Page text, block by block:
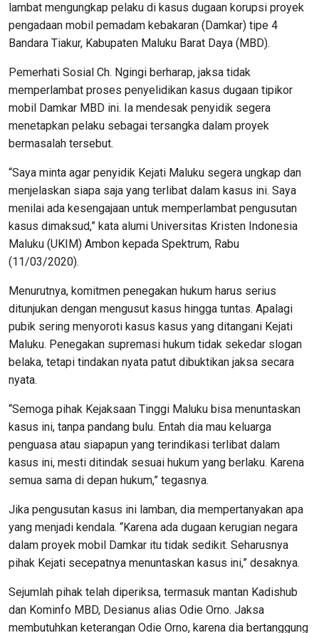
lambat mengungkap pelaku di kasus dugaan korupsi proyek
pengadaan mobil pemadam kebakaran (Damkar) tipe 4
Bandara Tiakur, Kabupaten Maluku Barat Daya (MBD).
Pemerhati Sosial Ch. Ngingi berharap, jaksa tidak
memperlambat proses penyelidikan kasus dugaan tipikor
mobil Damkar MBD ini. Ia mendesak penyidik segera
menetapkan pelaku sebagai tersangka dalam proyek
bermasalah tersebut.
“Saya minta agar penyidik Kejati Maluku segera ungkap dan
menjelaskan siapa saja yang terlibat dalam kasus ini. Saya
menilai ada kesengajaan untuk memperlambat pengusutan
kasus dimaksud,” kata alumi Universitas Kristen Indonesia
Maluku (UKIM) Ambon kepada Spektrum, Rabu
(11/03/2020).
Menurutnya, komitmen penegakan hukum harus serius
ditunjukan dengan mengusut kasus hingga tuntas. Apalagi
pubik sering menyoroti kasus kasus yang ditangani Kejati
Maluku. Penegakan supremasi hukum tidak sekedar slogan
belaka, tetapi tindakan nyata patut dibuktikan jaksa secara
nyata.
“Semoga pihak Kejaksaan Tinggi Maluku bisa menuntaskan
kasus ini, tanpa pandang bulu. Entah dia mau keluarga
penguasa atau siapapun yang terindikasi terlibat dalam
kasus ini, mesti ditindak sesuai hukum yang berlaku. Karena
semua sama di depan hukum,” tegasnya.
Jika pengusutan kasus ini lamban, dia mempertanyakan apa
yang menjadi kendala. “Karena ada dugaan kerugian negara
dalam proyek mobil Damkar itu tidak sedikit. Seharusnya
pihak Kejati secepatnya menuntaskan kasus ini,” desaknya.
Sejumlah pihak telah diperiksa, termasuk mantan Kadishub
dan Kominfo MBD, Desianus alias Odie Orno. Jaksa
membutuhkan keterangan Odie Orno, karena dia bertanggung